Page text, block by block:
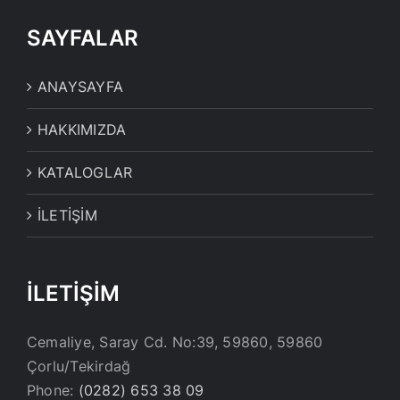
SAYFALAR
ANAYSAYFA
HAKKIMIZDA
KATALOGLAR
İLETİŞİM
İLETİŞİM
Cemaliye, Saray Cd. No:39, 59860, 59860
Çorlu/Tekirdağ
Phone: (0282) 653 38 09